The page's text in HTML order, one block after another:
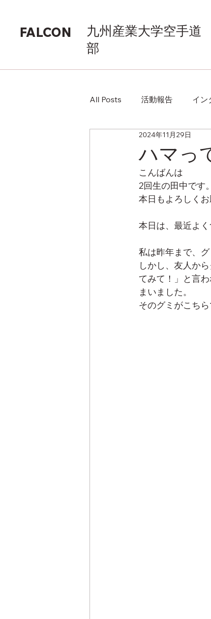
FALCON
九州産業大学空手道
部
All Posts 活動報告 イン
ハマっ
2024年11月29日
こんばんは
2回生の田中です。
本日もよろしくお
本日は、最近よ
私は昨年まで、
しかし、友人か
てみて！」と言
まいました。
そのグミがこちら